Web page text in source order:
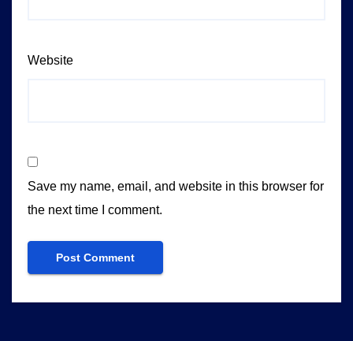
Website
Save my name, email, and website in this browser for
the next time I comment.